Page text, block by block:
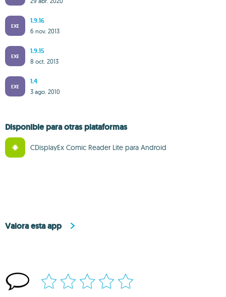
EXE
1.9.16
6 nov. 2013
EXE
1.9.15
8 oct. 2013
EXE
1.4
3 ago. 2010
Disponible para otras plataformas
CDisplayEx Comic Reader Lite para Android
Valora esta app